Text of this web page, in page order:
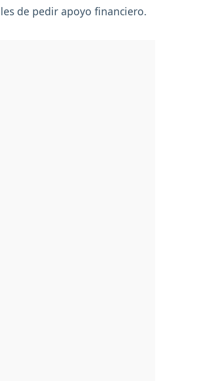
de pedir apoyo financiero.